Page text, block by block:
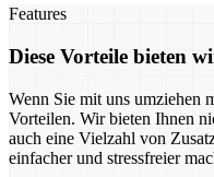
Features
Diese Vorteile bieten
Wenn Sie mit uns umziehen
Vorteilen. Wir bieten Ihnen
auch eine Vielzahl von
einfacher und stressfreier